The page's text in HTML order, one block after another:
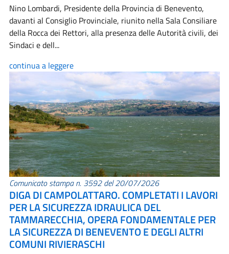
Nino Lombardi, Presidente della Provincia di Benevento,
davanti al Consiglio Provinciale, riunito nella Sala Consiliare
della Rocca dei Rettori, alla presenza delle Autorità civili, dei
Sindaci e dell...
continua a leggere
Comunicato stampa n. 3592 del 20/07/2026
DIGA DI CAMPOLATTARO. COMPLETATI I LAVORI
PER LA SICUREZZA IDRAULICA DEL
TAMMARECCHIA, OPERA FONDAMENTALE PER
LA SICUREZZA DI BENEVENTO E DEGLI ALTRI
COMUNI RIVIERASCHI